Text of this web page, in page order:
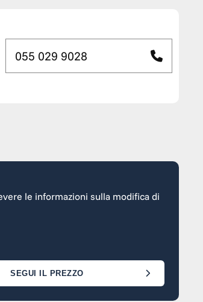
055 029 9028
le informazioni sulla modifica di
SEGUI IL PREZZO